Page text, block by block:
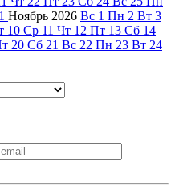
Ноябрь 2026 Вс 1 Пн 2 Вт 3
10 Ср 11 Чт 12 Пт 13 Сб 14
20 Сб 21 Вс 22 Пн 23 Вт 24